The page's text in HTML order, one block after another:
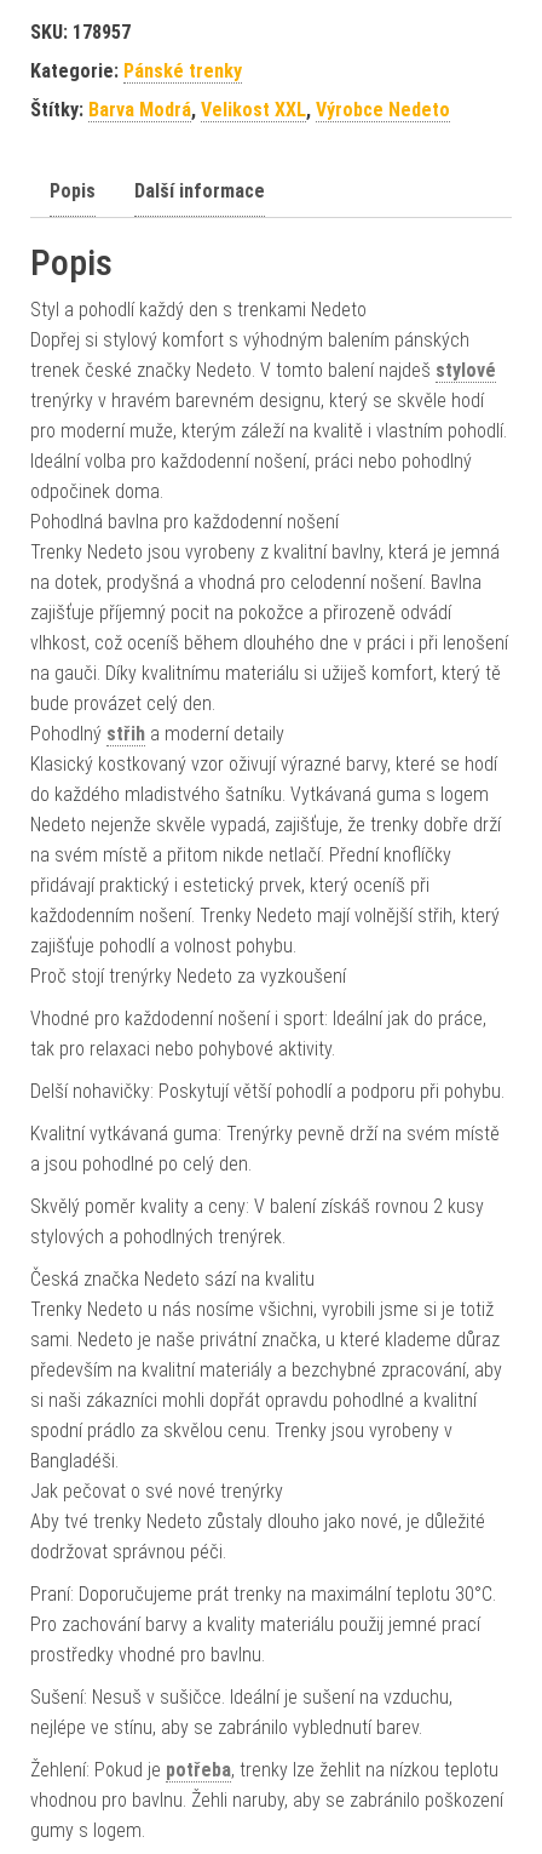
SKU: 178957
Kategorie: Pánské trenky
Štítky: Barva Modrá, Velikost XXL, Výrobce Nedeto
Popis Další informace
Popis
Styl a pohodlí každý den s trenkami Nedeto
Dopřej si stylový komfort s výhodným balením pánských
trenek české značky Nedeto. V tomto balení najdeš stylové
trenýrky v hravém barevném designu, který se skvěle hodí
pro moderní muže, kterým záleží na kvalitě i vlastním pohodlí.
Ideální volba pro každodenní nošení, práci nebo pohodlný
odpočinek doma.
Pohodlná bavlna pro každodenní nošení
Trenky Nedeto jsou vyrobeny z kvalitní bavlny, která je jemná
na dotek, prodyšná a vhodná pro celodenní nošení. Bavlna
zajišťuje příjemný pocit na pokožce a přirozeně odvádí
vlhkost, což oceníš během dlouhého dne v práci i při lenošení
na gauči. Díky kvalitnímu materiálu si užiješ komfort, který tě
bude provázet celý den.
Pohodlný střih a moderní detaily
Klasický kostkovaný vzor oživují výrazné barvy, které se hodí
do každého mladistvého šatníku. Vytkávaná guma s logem
Nedeto nejenže skvěle vypadá, zajišťuje, že trenky dobře drží
na svém místě a přitom nikde netlačí. Přední knoflíčky
přidávají praktický i estetický prvek, který oceníš při
každodenním nošení. Trenky Nedeto mají volnější střih, který
zajišťuje pohodlí a volnost pohybu.
Proč stojí trenýrky Nedeto za vyzkoušení
Vhodné pro každodenní nošení i sport: Ideální jak do práce,
tak pro relaxaci nebo pohybové aktivity.
Delší nohavičky: Poskytují větší pohodlí a podporu při pohybu.
Kvalitní vytkávaná guma: Trenýrky pevně drží na svém místě
a jsou pohodlné po celý den.
Skvělý poměr kvality a ceny: V balení získáš rovnou 2 kusy
stylových a pohodlných trenýrek.
Česká značka Nedeto sází na kvalitu
Trenky Nedeto u nás nosíme všichni, vyrobili jsme si je totiž
sami. Nedeto je naše privátní značka, u které klademe důraz
především na kvalitní materiály a bezchybné zpracování, aby
si naši zákazníci mohli dopřát opravdu pohodlné a kvalitní
spodní prádlo za skvělou cenu. Trenky jsou vyrobeny v
Bangladéši.
Jak pečovat o své nové trenýrky
Aby tvé trenky Nedeto zůstaly dlouho jako nové, je důležité
dodržovat správnou péči.
Praní: Doporučujeme prát trenky na maximální teplotu 30°C.
Pro zachování barvy a kvality materiálu použij jemné prací
prostředky vhodné pro bavlnu.
Sušení: Nesuš v sušičce. Ideální je sušení na vzduchu,
nejlépe ve stínu, aby se zabránilo vyblednutí barev.
Žehlení: Pokud je potřeba, trenky lze žehlit na nízkou teplotu
vhodnou pro bavlnu. Žehli naruby, aby se zabránilo poškození
gumy s logem.